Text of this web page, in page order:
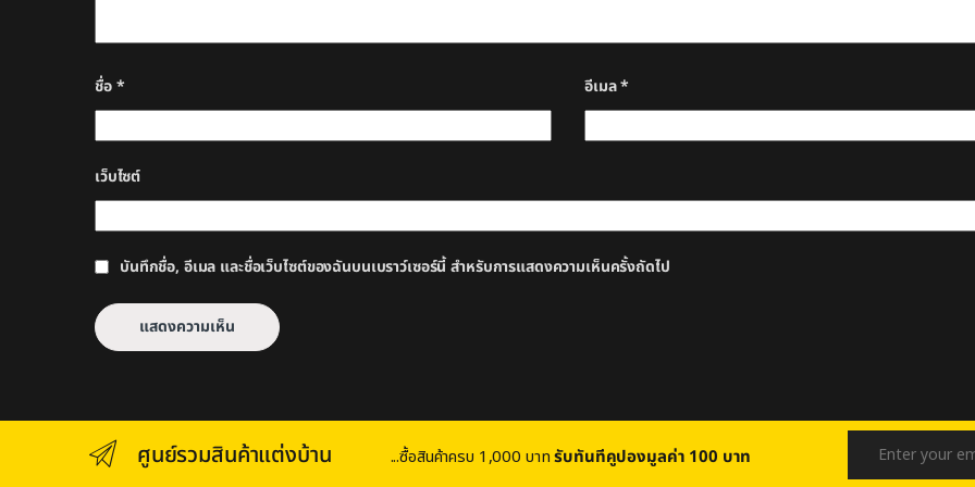
ชื่อ* อีเมล*
เว็บไซต์
บันทึกชื่อ, อีเมล และชื่อเว็บไซต์ของฉันบนเบราว์เซอร์นี้ สำหรับการแสดงความเห็นครั้งถัดไป
ศูนย์รวมสินค้าแต่งบ้าน ...ซื้อสินค้าครบ 1,000 บาทรับทันทีคูปองมูลค่า 100 บาท